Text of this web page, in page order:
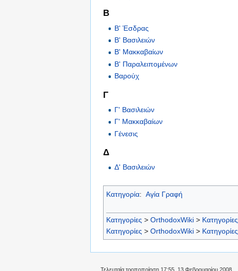
Β
Β' Έσδρας
Β' Βασιλειών
Β' Μακκαβαίων
Β' Παραλειπομένων
Βαρούχ
Γ
Γ' Βασιλειών
Γ' Μακκαβαίων
Γένεσις
Δ
Δ' Βασιλειών
Κατηγορία: Αγία Γραφή
Κατηγορίες > OrthodoxWiki > Κατηγορίες
Κατηγορίες > OrthodoxWiki > Κατηγορίες
Τελευταία τροποποίηση 17:55, 13 Φεβρουαρίου 2008.